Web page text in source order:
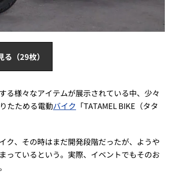
（29枚）
る様々なアイテムが展示されている中、少々
たためる電動バイク 「TATAMEL BIKE（タタ
ク、その時はまだ開発段階だったが、ようや
っているという。実際、イベントでもそのお